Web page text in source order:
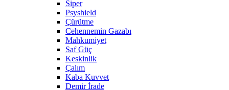
Siper
Psyshield
Çürütme
Cehennemin Gazabı
Mahkumiyet
Saf Güç
Keskinlik
Çalım
Kaba Kuvvet
Demir İrade